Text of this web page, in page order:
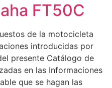
FT50C
de la motocicleta
introducidas por
presente Catálogo de
en las Informaciones
que se hagan las